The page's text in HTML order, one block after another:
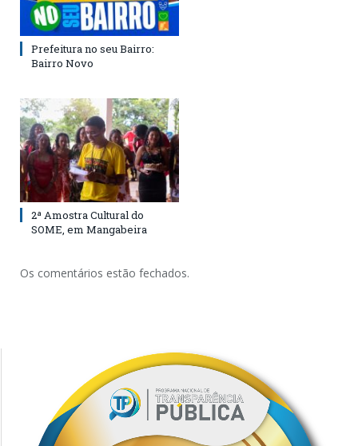
Prefeitura no seu Bairro:
Bairro Novo
2ª Amostra Cultural do
SOME, em Mangabeira
Os comentários estão fechados.